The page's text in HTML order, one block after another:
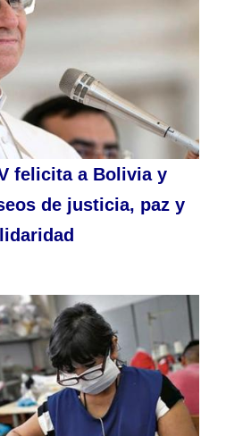
felicita a Bolivia y
de justicia, paz y